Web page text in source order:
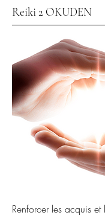
Reiki 2 OKUDEN
Renforcer les acquis